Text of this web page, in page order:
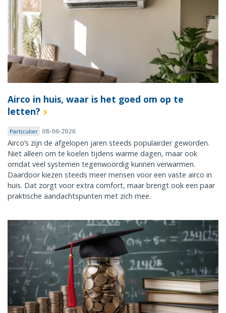
Airco in huis, waar is het goed om op te
letten?
Particulier 08-06-2026
Airco’s zijn de afgelopen jaren steeds populairder geworden.
Niet alleen om te koelen tijdens warme dagen, maar ook
omdat veel systemen tegenwoordig kunnen verwarmen.
Daardoor kiezen steeds meer mensen voor een vaste airco in
huis. Dat zorgt voor extra comfort, maar brengt ook een paar
praktische aandachtspunten met zich mee.